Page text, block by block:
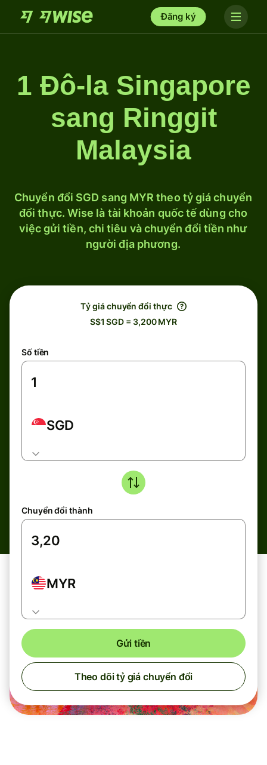
Đăng ký
1 Đô-la Singapore
sang Ringgit
Malaysia
Chuyển đổi SGD sang MYR theo tỷ giá chuyển
đổi thực. Wise là tài khoản quốc tế dùng cho
việc gửi tiền, chi tiêu và chuyển đổi tiền như
người địa phương.
Tỷ giá chuyển đổi thực
S$1 SGD = 3,200 MYR
Số tiền
SGD
Chuyển đổi thành
MYR
Gửi tiền
Theo dõi tỷ giá chuyển đổi